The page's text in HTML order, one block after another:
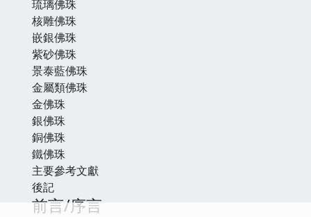
琉璃佛珠
核雕佛珠
嵌銀佛珠
紫砂佛珠
景泰藍佛珠
金屬類佛珠
金佛珠
銀佛珠
銅佛珠
鐵佛珠
主要參考文獻
後記
前言/序言